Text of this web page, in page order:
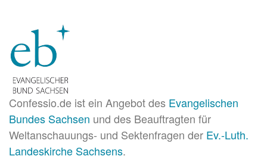
Confessio.de ist ein Angebot des Evangelischen
Bundes Sachsen und des Beauftragten für
Weltanschauungs- und Sektenfragen der Ev.-Luth.
Landeskirche Sachsens.